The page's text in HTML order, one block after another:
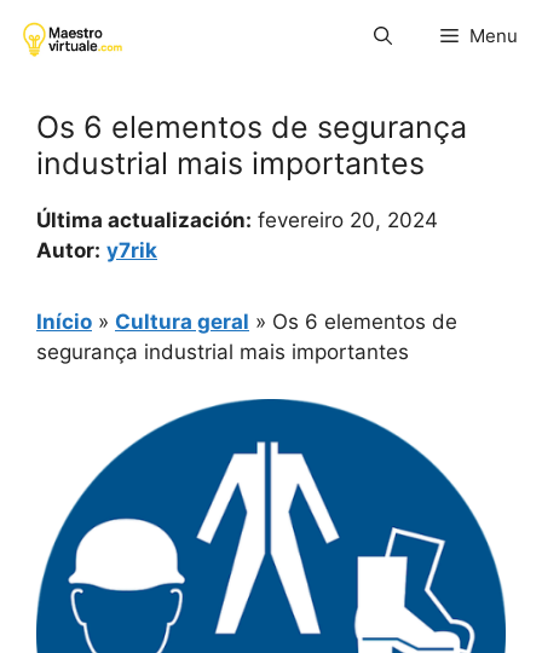
para
Menu
Os 6 elementos de segurança
industrial mais importantes
Última actualización: fevereiro 20, 2024
Autor: y7rik
Início » Cultura geral » Os 6 elementos de
segurança industrial mais importantes